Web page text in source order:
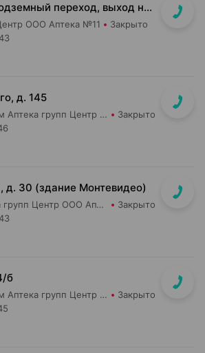
м. Пушкинская (подземный переход, выход на гостиницу "Орбита")
ООО Аптека №11 Закрыто
д. 145
Добрыя леки-Эканом Аптека групп Центр ООО Аптека №90 Закрыто
д. 30 (здание Монтевидео)
Добрыя леки Аптека групп Центр ООО Аптека №106 Закрыто
б
Добрыя леки-Эканом Аптека групп Центр ООО Аптека №88 Закрыто